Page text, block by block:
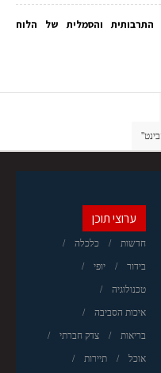
התרבותית והסמלית של הלוח
ערוצי תוכן
חדשות כלכלה
בידור יופי
טכנולוגיה
איכות הסביבה
בריאות צדק חברתי
אוכל תיירות